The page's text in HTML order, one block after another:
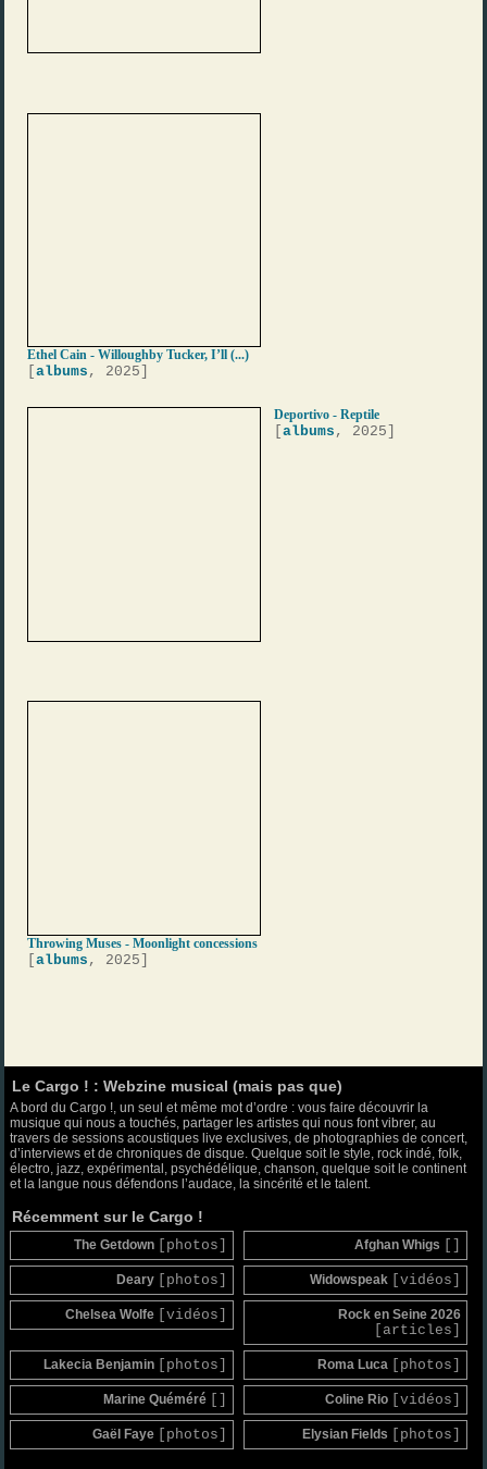
Ethel Cain - Willoughby Tucker, I’ll (...)
[albums , 2025]
Deportivo - Reptile
[albums , 2025]
Throwing Muses - Moonlight concessions
[albums , 2025]
Le Cargo ! : Webzine musical (mais pas que)
A bord du Cargo !, un seul et même mot d’ordre : vous faire découvrir la
musique qui nous a touchés, partager les artistes qui nous font vibrer, au
travers de sessions acoustiques live exclusives, de photographies de concert,
d’interviews et de chroniques de disque. Quelque soit le style, rock indé, folk,
électro, jazz, expérimental, psychédélique, chanson, quelque soit le continent
et la langue nous défendons l’audace, la sincérité et le talent.
Récemment sur le Cargo !
The Getdown [photos] Afghan Whigs
Deary [photos] Widowspeak [vidéos]
Chelsea Wolfe [vidéos] Rock en Seine 2026
[articles]
Lakecia Benjamin [photos] Roma Luca [photos]
Marine Quéméré Coline Rio [vidéos]
Gaël Faye [photos] Elysian Fields [photos]